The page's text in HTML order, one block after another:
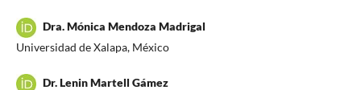
Dra. Mónica Mendoza Madrigal
Universidad de Xalapa, México
Dr. Lenin Martell Gámez